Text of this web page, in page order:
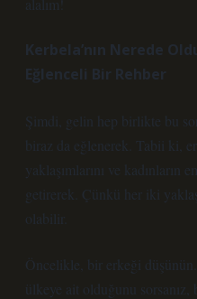
alalım!
Kerbela’nın Nerede
Eğlenceli Bir Rehber
Şimdi, gelin hep birlikte bu
biraz da eğlenerek. Tabii ki,
yaklaşımlarını ve kadınların
getirerek. Çünkü her iki
olabilir.
Öncelikle, bir erkeği
ülkeye ait olduğunu